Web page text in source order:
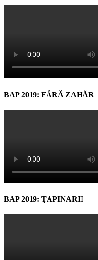
BAP 2019: FĂRĂ ZAHĂR
BAP 2019: ŢAPINARII